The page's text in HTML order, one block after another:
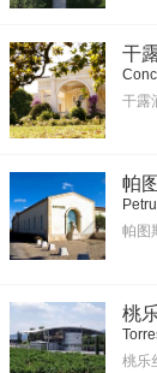
干
干露
帕
帕图
桃
桃乐